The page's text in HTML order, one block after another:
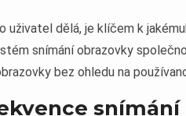
uživatel dělá, je klíčem k
snímání obrazovky
bez ohledu na
snímání